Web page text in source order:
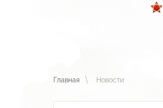
Главная Новости